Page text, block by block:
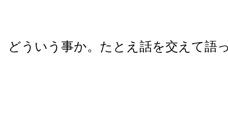
どういう事か。たとえ話を交えて語